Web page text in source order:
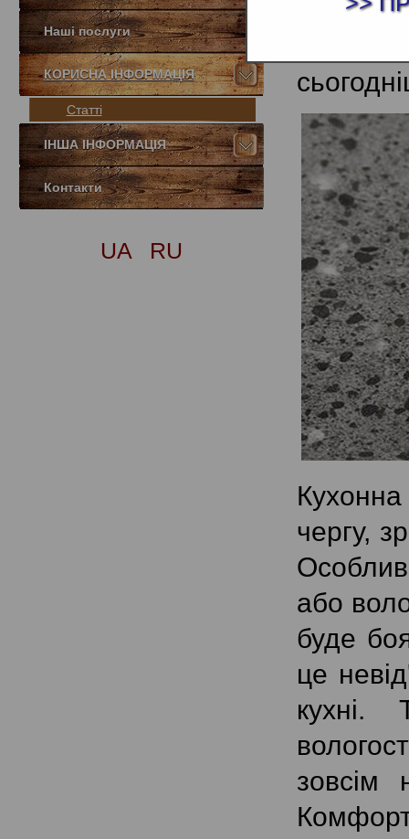
Наші послуги
КОРИСНА ІНФОРМАЦІЯ
Статті
ІНША ІНФОРМАЦІЯ
Контакти
UA RU
чергу,
або
буде
це
кухні.
зовсім
Комфорт